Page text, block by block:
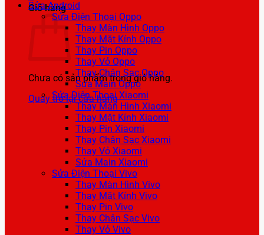
Giỏ hàng
Chưa có sản phẩm trong giỏ hàng.
Quay trở lại cửa hàng
Sửa Android
Sửa Điện Thoại Oppo
Thay Màn Hình Oppo
Thay Mặt Kính Oppo
Thay Pin Oppo
Thay Vỏ Oppo
Thay Chân Sạc Oppo
Sửa Main Oppo
Sửa Điện Thoại Xiaomi
Thay Màn Hình Xiaomi
Thay Mặt Kính Xiaomi
Thay Pin Xiaomi
Thay Chân Sạc Xiaomi
Thay Vỏ Xiaomi
Sửa Main Xiaomi
Sửa Điện Thoại Vivo
Thay Màn Hình Vivo
Thay Mặt Kính Vivo
Thay Pin Vivo
Thay Chân Sạc Vivo
Thay Vỏ Vivo